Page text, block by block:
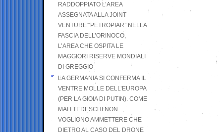
RADDOPPIATO L’AREA
ASSEGNATA ALLA JOINT
VENTURE “PETROPIAR” NELLA
FASCIA DELL’ORINOCO,
L’AREA CHE OSPITA LE
MAGGIORI RISERVE MONDIALI
DI GREGGIO
LA GERMANIA SI CONFERMA IL
VENTRE MOLLE DELL’EUROPA
(PER LA GIOIA DI PUTIN). COME
MAI I TEDESCHI NON
VOGLIONO AMMETTERE CHE
DIETRO AL CASO DEL DRONE